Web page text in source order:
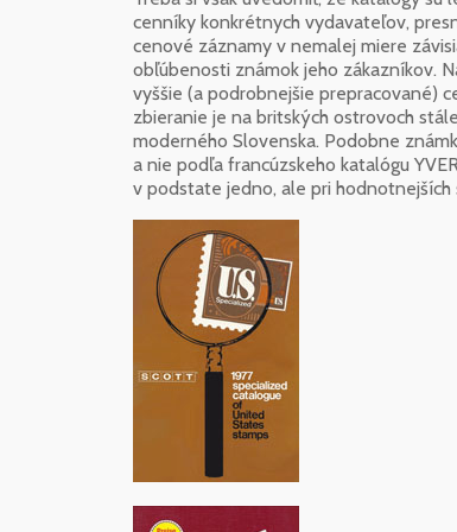
cenníky konkrétnych vydavateľov,
cenové záznamy v nemalej miere
obľúbenosti známok jeho zákazníkov.
vyššie (a podrobnejšie prepracované)
zbieranie je na britských ostrovoch
moderného Slovenska. Podobne
a nie podľa francúzskeho katalógu
v podstate jedno, ale pri